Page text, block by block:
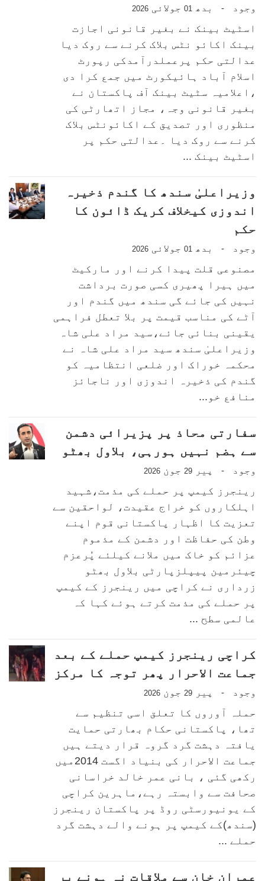
وجود - بدھ 01 جولائی 2026
اسٹیٹ بینک نے بغیر قانونی اجازت
بینک اکائو نٹس بلاک کرنے سے روک دیا
عدالتی حکم پرعملدرآمدکی رپورٹ
اسلام آباد ہائیکورٹ میں جمع کرا دی
،اعلامیہ سٹیٹ بینک آف پاکستان نے
بغیر قانونی وجہ، مجاز اتھارٹی کی
منظوری اور تصدیق کے اکائونٹس بلاک
کرنے سے روک دیا ۔عدالتی حکم پر
اسٹیٹ بینک ...
وزیراعلیٰ سندھ کا گندم ذخیرہ
اندوزی کیخلاف کریک ڈائون کا
حکم
وجود - بدھ 01 جولائی 2026
مصنوعی قلت پیدا کرنے اور مارکیٹ
میں ہیرا پھیری کسی صورت برداشت
نہیں کی جائے گی سندھ میں گندم اور
آٹے کی مناسب قیمت پر بلا تعطل فراہمی
یقینی بنائی جائے،سید مراد علی شاہ
وزیراعلیٰ سندھ سید مراد علی شاہ نے
محکمہ خوراک اور ضلعی انتظامیہ کو
گندم کی ذخیرہ اندوزی اور ناجائز
منافع خو...
سفارتی محاذ پر پزیرائی دشمن
سے ہضم نہیں ہورہی، بلاول بھٹو
وجود - پیر 29 جون 2026
رینجرز کیمپ پر حملے کی مذمت،شہید
اہلکاروں کو خراج عقیدت، لواحقین سے
تعزیت کا اظہار پاکستانی قوم اپنے
وطن کی حفاظت اور دشمن کے مذموم
عزائم کو خاک میں ملانے کیلئے پُرعزم
چیئرمین پیپلزپارٹی بلاول بھٹو
زرداری نے کراچی میں رینجرز کے کیمپ
پر حملے کی مذمت کرتے ہوئے کہا کہ
عالمی سطح ...
کراچی رینجرز کیمپ حملے کے بعد
جماعت الاحرار پھر توجہ کا مرکز
وجود - پیر 29 جون 2026
حملہ آوروں کا تعلق اسی تنظیم سے
تھا، پاکستانی حکام بھارتی حمایت
یافتہ دہشت گرد گروہ قرار دیتے ہیں
جماعت الاحرار کی بنیاد اگست 2014میں
رکھی گئی ، بانی عمر خالد خراسانی
صحافت سے وابستہ رہے،ماہرین کراچی
کے یونیورسٹی روڈ پر پاکستان رینجرز
(سندھ)کے کیمپ پر ہونے والے دہشت گرد
حملے ...
عمران خان سے ملاقات نہ ہونے پر